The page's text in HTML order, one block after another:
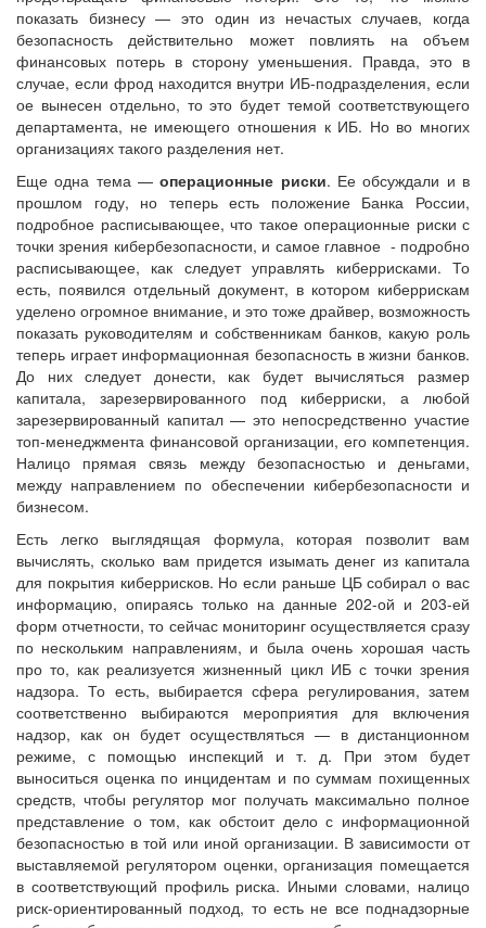
показать бизнесу — это один из нечастых случаев, когда
безопасность действительно может повлиять на объем
финансовых потерь в сторону уменьшения. Правда, это в
случае, если фрод находится внутри ИБ-подразделения, если
ое вынесен отдельно, то это будет темой соответствующего
департамента, не имеющего отношения к ИБ. Но во многих
организациях такого разделения нет.
Еще одна тема —операционные риски. Ее обсуждали и в
прошлом году, но теперь есть положение Банка России,
подробное расписывающее, что такое операционные риски с
точки зрения кибербезопасности, и самое главное - подробно
расписывающее, как следует управлять киберрисками. То
есть, появился отдельный документ, в котором киберрискам
уделено огромное внимание, и это тоже драйвер, возможность
показать руководителям и собственникам банков, какую роль
теперь играет информационная безопасность в жизни банков.
До них следует донести, как будет вычисляться размер
капитала, зарезервированного под киберриски, а любой
зарезервированный капитал — это непосредственно участие
топ-менеджмента финансовой организации, его компетенция.
Налицо прямая связь между безопасностью и деньгами,
между направлением по обеспечении кибербезопасности и
бизнесом.
Есть легко выглядящая формула, которая позволит вам
вычислять, сколько вам придется изымать денег из капитала
для покрытия киберрисков. Но если раньше ЦБ собирал о вас
информацию, опираясь только на данные 202-ой и 203-ей
форм отчетности, то сейчас мониторинг осуществляется сразу
по нескольким направлениям, и была очень хорошая часть
про то, как реализуется жизненный цикл ИБ с точки зрения
надзора. То есть, выбирается сфера регулирования, затем
соответственно выбираются мероприятия для включения
надзор, как он будет осуществляться — в дистанционном
режиме, с помощью инспекций и т. д. При этом будет
выноситься оценка по инцидентам и по суммам похищенных
средств, чтобы регулятор мог получать максимально полное
представление о том, как обстоит дело с информационной
безопасностью в той или иной организации. В зависимости от
выставляемой регулятором оценки, организация помещается
в соответствующий профиль риска. Иными словами, налицо
риск-ориентированный подход, то есть не все поднадзорные